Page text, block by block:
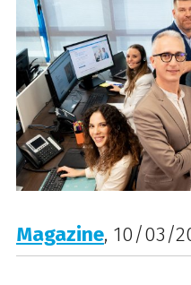
Magazine, 10/03/